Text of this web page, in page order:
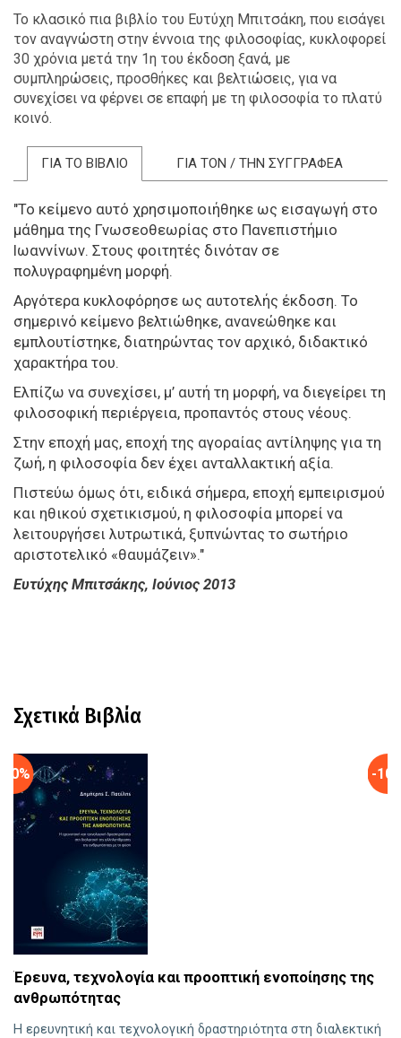
Το κλασικό πια βιβλίο του Ευτύχη Μπιτσάκη, που εισάγει
τον αναγνώστη στην έννοια της φιλοσοφίας, κυκλοφορεί
30 χρόνια μετά την 1η του έκδοση ξανά, με
συμπληρώσεις, προσθήκες και βελτιώσεις, για να
συνεχίσει να φέρνει σε επαφή με τη φιλοσοφία το πλατύ
κοινό.
ΓΙΑ ΤΟ ΒΙΒΛΙΟ ΓΙΑ ΤΟΝ / ΤΗΝ ΣΥΓΓΡΑΦΕΑ
"Το κείμενο αυτό χρησιμοποιήθηκε ως εισαγωγή στο
μάθημα της Γνωσεοθεωρίας στο Πανεπιστήμιο
Ιωαννίνων. Στους φοιτητές δινόταν σε
πολυγραφημένη μορφή.
Αργότερα κυκλοφόρησε ως αυτοτελής έκδοση. Το
σημερινό κείμενο βελτιώθηκε, ανανεώθηκε και
εμπλουτίστηκε, διατηρώντας τον αρχικό, διδακτικό
χαρακτήρα του.
Ελπίζω να συνεχίσει, μ’ αυτή τη μορφή, να διεγείρει τη
φιλοσοφική περιέργεια, προπαντός στους νέους.
Στην εποχή μας, εποχή της αγοραίας αντίληψης για τη
ζωή, η φιλοσοφία δεν έχει ανταλλακτική αξία.
Πιστεύω όμως ότι, ειδικά σήμερα, εποχή εμπειρισμού
και ηθικού σχετικισμού, η φιλοσοφία μπορεί να
λειτουργήσει λυτρωτικά, ξυπνώντας το σωτήριο
αριστοτελικό «θαυμάζειν»."
Ευτύχης Μπιτσάκης, Ιούνιος 2013
Σχετικά Βιβλία
Έρευνα, τεχνολογία και προοπτική ενοποίησης της
ανθρωπότητας
Η ερευνητική και τεχνολογική δραστηριότητα στη διαλεκτική
-